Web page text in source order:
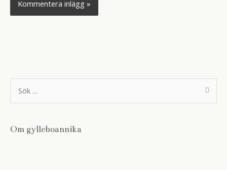
e
Om gylleboannika